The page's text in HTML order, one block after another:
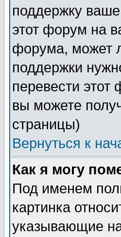
поддержку
этот форум на
форума, может
поддержки
перевести
вы можете
страницы)
Вернуться к
Как я могу
Под именем
картинка
указывающие